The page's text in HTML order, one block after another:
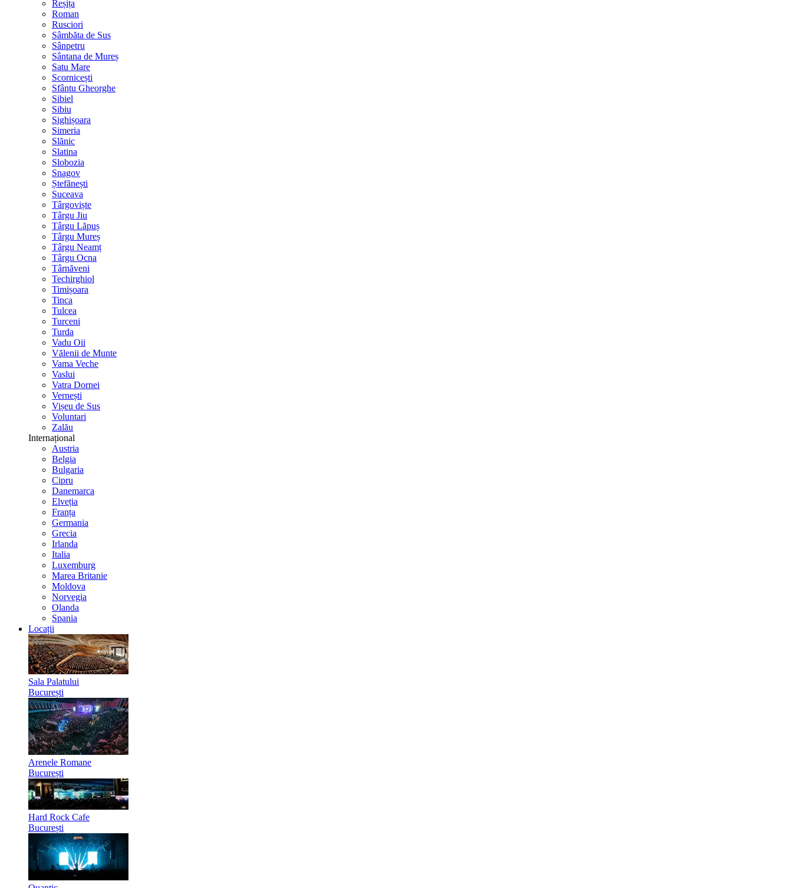
Reșița
Roman
Rusciori
Sâmbăta de Sus
Sânpetru
Sântana de Mureș
Satu Mare
Scornicești
Sfântu Gheorghe
Sibiel
Sibiu
Sighișoara
Simeria
Slănic
Slatina
Slobozia
Snagov
Ștefănești
Suceava
Târgoviște
Târgu Jiu
Târgu Lăpuș
Târgu Mureș
Târgu Neamț
Târgu Ocna
Târnăveni
Techirghiol
Timișoara
Tinca
Tulcea
Turceni
Turda
Vadu Oii
Vălenii de Munte
Vama Veche
Vaslui
Vatra Dornei
Vernești
Vișeu de Sus
Voluntari
Zalău
Internațional
Austria
Belgia
Bulgaria
Cipru
Danemarca
Elveția
Franța
Germania
Grecia
Irlanda
Italia
Luxemburg
Marea Britanie
Moldova
Norvegia
Olanda
Spania
Locații
Sala Palatului
București
Arenele Romane
București
Hard Rock Cafe
București